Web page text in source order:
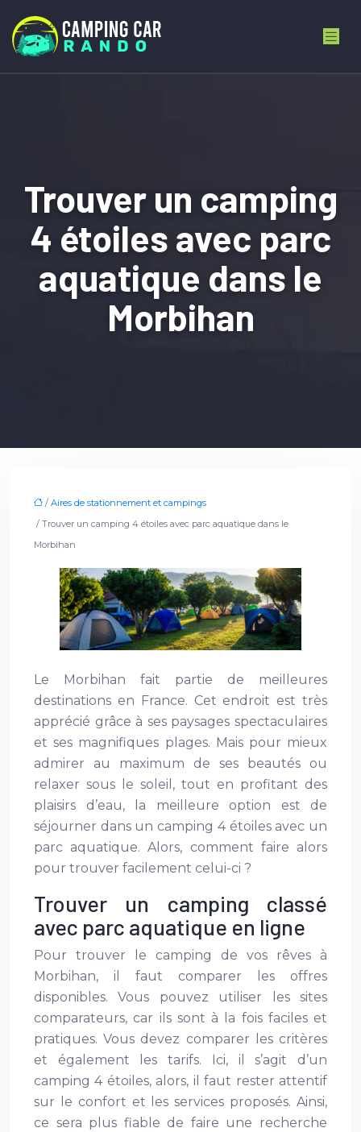
Trouver un camping
4 étoiles avec parc
aquatique dans le
Morbihan
/ Aires de stationnement et campings
/ Trouver un camping 4 étoiles avec parc aquatique dans le
Morbihan
Le Morbihan fait partie de meilleures
destinations en France. Cet endroit est très
apprécié grâce à ses paysages spectaculaires
et ses magnifiques plages. Mais pour mieux
admirer au maximum de ses beautés ou
relaxer sous le soleil, tout en profitant des
plaisirs d’eau, la meilleure option est de
séjourner dans un camping 4 étoiles avec un
parc aquatique. Alors, comment faire alors
pour trouver facilement celui-ci ?
Trouver un camping classé
avec parc aquatique en ligne
Pour trouver le camping de vos rêves à
Morbihan, il faut comparer les offres
disponibles. Vous pouvez utiliser les sites
comparateurs, car ils sont à la fois faciles et
pratiques. Vous devez comparer les critères
et également les tarifs. Ici, il s’agit d’un
camping 4 étoiles, alors, il faut rester attentif
sur le confort et les services proposés. Ainsi,
ce sera plus fiable de faire une recherche